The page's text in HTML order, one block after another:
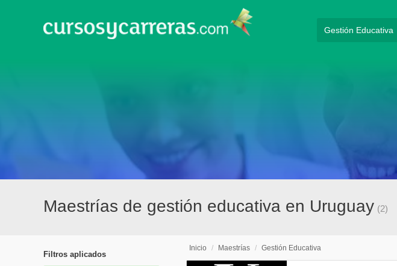
Maestrías de gestión educativa en Uruguay (2)
Filtros aplicados
Inicio / Maestrías / Gestión Educativa